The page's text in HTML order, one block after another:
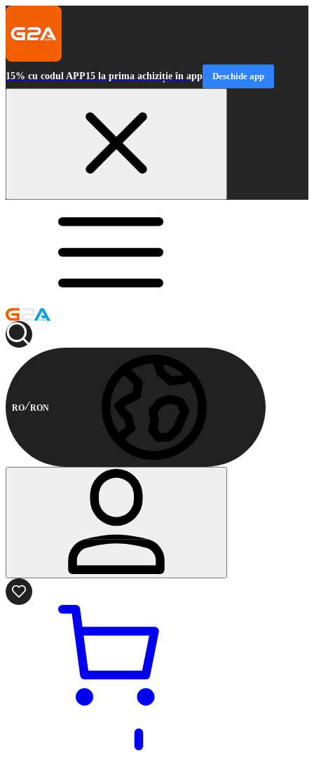
15% cu codul APP15 la prima achiziție în app Deschide app
RO RON